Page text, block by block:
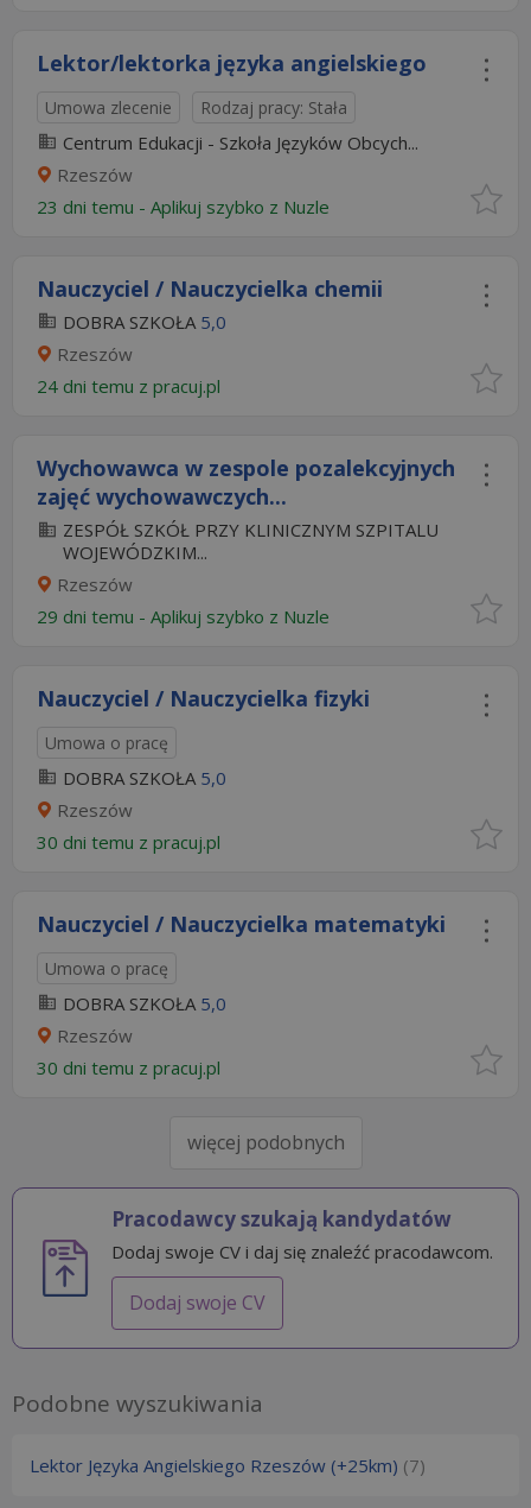
Lektor/lektorka języka angielskiego
Umowa zlecenie Rodzaj pracy: Stała
Centrum Edukacji - Szkoła Języków Obcych...
Rzeszów
23 dni temu - Aplikuj szybko z Nuzle
Nauczyciel / Nauczycielka chemii
DOBRA SZKOŁA 5,0
Rzeszów
24 dni temu z pracuj.pl
Wychowawca w zespole pozalekcyjnych
zajęć wychowawczych...
ZESPÓŁ SZKÓŁ PRZY KLINICZNYM SZPITALU
WOJEWÓDZKIM...
Rzeszów
29 dni temu - Aplikuj szybko z Nuzle
Nauczyciel / Nauczycielka fizyki
Umowa o pracę
DOBRA SZKOŁA 5,0
Rzeszów
30 dni temu z pracuj.pl
Nauczyciel / Nauczycielka matematyki
Umowa o pracę
DOBRA SZKOŁA 5,0
Rzeszów
30 dni temu z pracuj.pl
więcej podobnych
Pracodawcy szukają kandydatów
Dodaj swoje CV i daj się znaleźć pracodawcom.
Dodaj swoje CV
Podobne wyszukiwania
Lektor Języka Angielskiego Rzeszów (+25km) (7)